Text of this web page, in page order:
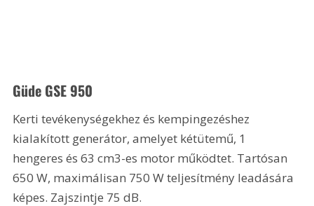
Güde GSE 950
Kerti tevékenységekhez és kempingezéshez
kialakított generátor, amelyet kétütemű, 1
hengeres és 63 cm3-es motor működtet. Tartósan
650 W, maximálisan 750 W teljesítmény leadására
képes. Zajszintje 75 dB.